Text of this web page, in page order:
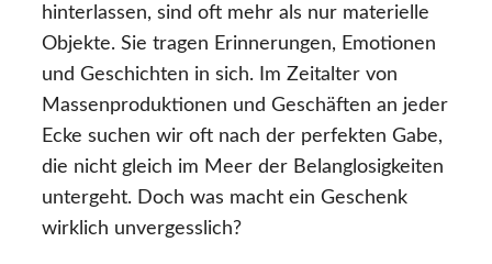
hinterlassen, sind oft mehr als nur materielle
Objekte. Sie tragen Erinnerungen, Emotionen
und Geschichten in sich. Im Zeitalter von
Massenproduktionen und Geschäften an jeder
Ecke suchen wir oft nach der perfekten Gabe,
die nicht gleich im Meer der Belanglosigkeiten
untergeht. Doch was macht ein Geschenk
wirklich unvergesslich?